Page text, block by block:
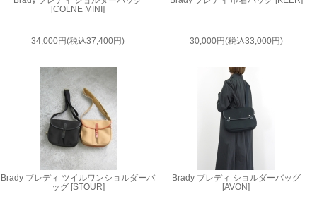
[COLNE MINI]
34,000円(税込37,400円) 30,000円(税込33,000円)
Brady ブレディ ツイルワンショルダーバ
ッグ [STOUR]
Brady ブレディ ショルダーバッグ
[AVON]